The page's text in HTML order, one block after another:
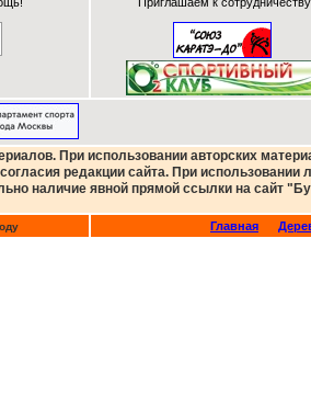
При использовании авторских
редакции сайта. При использовании
наличие явной прямой ссылки на сайт
Главная